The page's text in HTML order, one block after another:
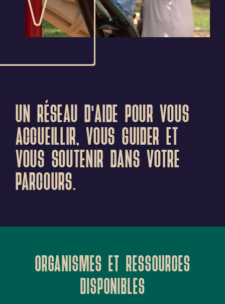
UN RÉSEAU D’AIDE POUR VOUS
ACCUEILLIR, VOUS GUIDER ET
VOUS SOUTENIR DANS VOTRE
PARCOURS.
ORGANISMES ET RESSOURCES
DISPONIBLES